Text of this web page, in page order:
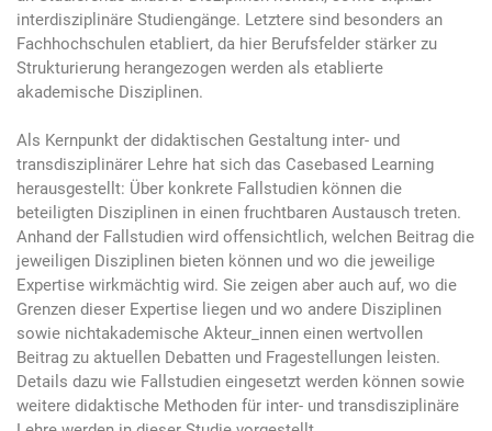
interdisziplinäre Studiengänge. Letztere sind besonders an
Fachhochschulen etabliert, da hier Berufsfelder stärker zu
Strukturierung herangezogen werden als etablierte
akademische Disziplinen.
Als Kernpunkt der didaktischen Gestaltung inter- und
transdisziplinärer Lehre hat sich das Casebased Learning
herausgestellt: Über konkrete Fallstudien können die
beteiligten Disziplinen in einen fruchtbaren Austausch treten.
Anhand der Fallstudien wird offensichtlich, welchen Beitrag die
jeweiligen Disziplinen bieten können und wo die jeweilige
Expertise wirkmächtig wird. Sie zeigen aber auch auf, wo die
Grenzen dieser Expertise liegen und wo andere Disziplinen
sowie nichtakademische Akteur_innen einen wertvollen
Beitrag zu aktuellen Debatten und Fragestellungen leisten.
Details dazu wie Fallstudien eingesetzt werden können sowie
weitere didaktische Methoden für inter- und transdisziplinäre